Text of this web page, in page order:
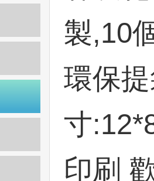
製,10
環保
寸
印刷